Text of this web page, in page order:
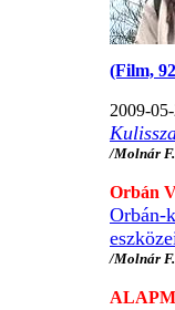
(Film,
2009-
/Molnár
Orbán
Orbán-
/Molnár